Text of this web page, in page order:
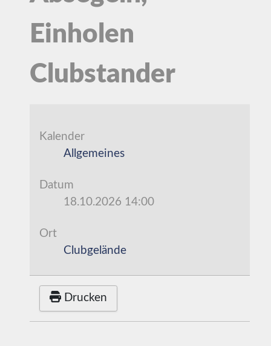
Einholen
Clubstander
Kalender
Allgemeines
Datum
18.10.2026 14:00
Ort
Clubgelände
Drucken